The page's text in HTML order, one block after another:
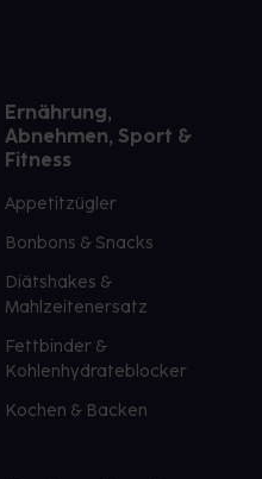
Ernährung,
Abnehmen, Sport &
Fitness
Appetitzügler
Bonbons & Snacks
Diätshakes &
Mahlzeitenersatz
Fettbinder &
Kohlenhydrateblocker
Kochen & Backen